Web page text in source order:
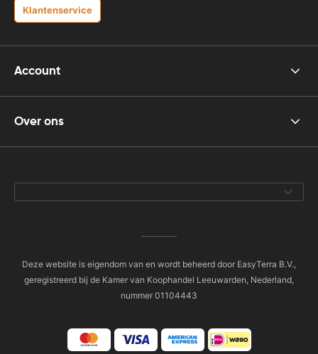
Klantenservice
Account
Over ons
Deze website is eigendom van en wordt beheerd door EasyTerra B.V.,
geregistreerd bij de Kamer van Koophandel Leeuwarden, Nederland,
nummer 01104443